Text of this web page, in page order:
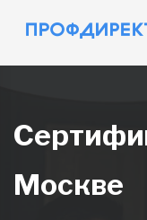
Москве